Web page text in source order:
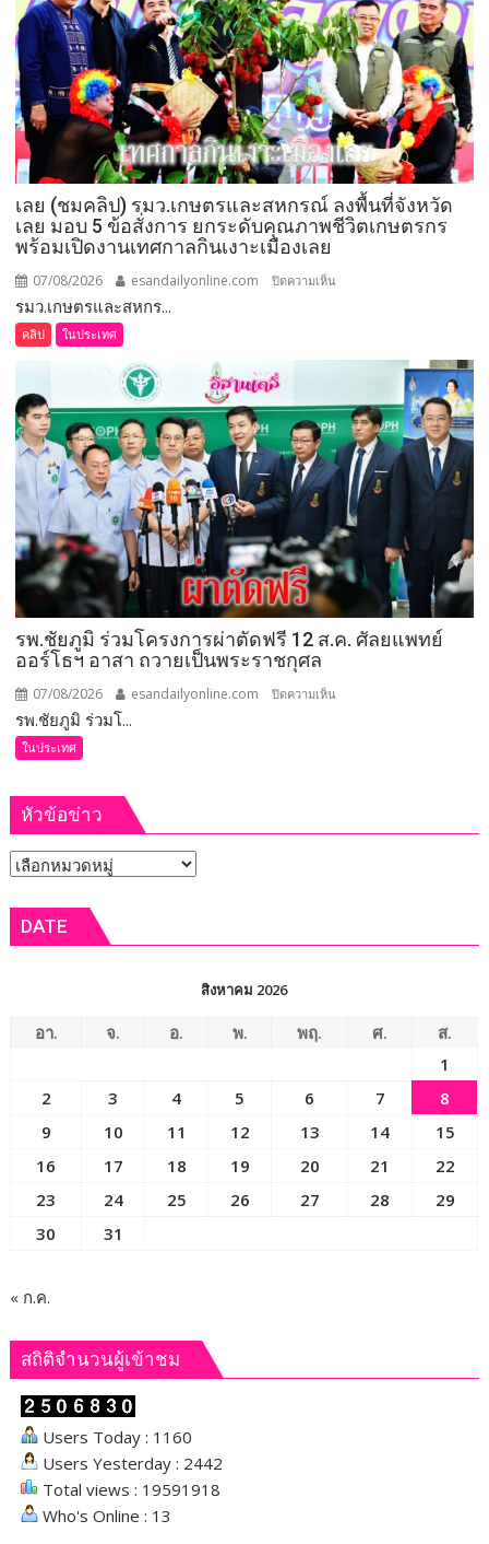
บ้าน
ยอด
เยี่ยม
มอบ
แหนบ
ทองคำ
“รางวัล
เกียรติยศ
แห่ง
การ
เลย (ชมคลิป) รมว.เกษตรและสหกรณ์ ลงพื้นที่จังหวัด
เลย มอบ 5 ข้อสั่งการ ยกระดับคุณภาพชีวิตเกษตรกร
พร้อมเปิดงานเทศกาลกินเงาะเมืองเลย
07/08/2026 esandailyonline.com ปิดความเห็น
สหกรณ์
ลงพื้น
ที่
จังหวัด
เลย
มอบ
5
สั่ง
การ
งาน
รมว.เกษตรและสหกร...
คลิป ในประเทศ
รพ.ชัยภูมิ ร่วมโครงการผ่าตัดฟรี 12 ส.ค. ศัลยแพทย์
ออร์โธฯ อาสา ถวายเป็นพระราชกุศล
07/08/2026 esandailyonline.com ปิดความเห็น
12
กุศล
รพ.ชัยภูมิ ร่วมโ...
ในประเทศ
หัวข้อข่าว
หัวข้อ
DATE
สิงหาคม 2026
อา. จ. อ. พ. พฤ. ศ.
ส.
1
2
3 4 5 6 7
8
9
10 11 12 13 14
15
16
17 18 19 20 21
22
23
24 25 26 27 28
29
30
31
« ก.ค.
สถิติจำนวนผู้เข้าชม
Users Today : 1160
Users Yesterday : 2442
Total views : 19591918
Who's Online : 13